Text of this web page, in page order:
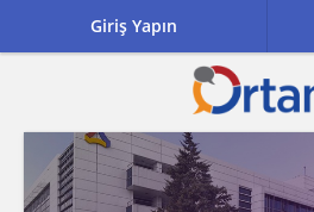
Giriş Yapın